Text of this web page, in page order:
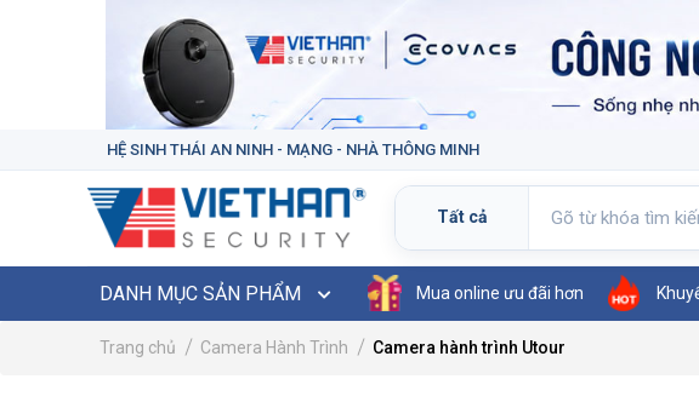
HỆ SINH THÁI AN NINH - MẠNG - NHÀ THÔNG MINH
DANH MỤC SẢN PHẨM Mua online ưu đãi hơn
Trang chủ Camera Hành Trình Camera hành trình Utour